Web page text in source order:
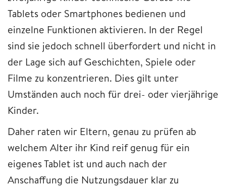
Tablets oder Smartphones bedienen und
einzelne Funktionen aktivieren. In der Regel
sind sie jedoch schnell überfordert und nicht in
der Lage sich auf Geschichten, Spiele oder
Filme zu konzentrieren. Dies gilt unter
Umständen auch noch für drei- oder vierjährige
Kinder.
Daher raten wir Eltern, genau zu prüfen ab
welchem Alter ihr Kind reif genug für ein
eigenes Tablet ist und auch nach der
Anschaffung die Nutzungsdauer klar zu